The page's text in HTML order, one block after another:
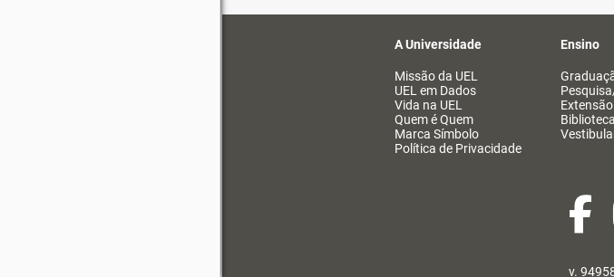
A Universidade
Missão da UEL
UEL em Dados
Vida na UEL
Quem é Quem
Marca Símbolo
Política de Privacidade
Ensino
Extensão
Biblioteca
v.